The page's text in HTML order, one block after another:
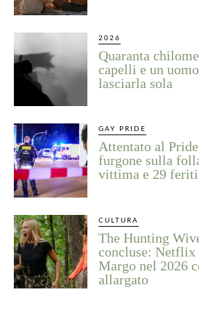
2026
Quaranta
capelli e un
lasciarla sola
GAY PRIDE
Attentato al
furgone sulla
vittima e 29 feriti
CULTURA
The Hunting
concluse: Netflix
Margo nel 2026
allargato